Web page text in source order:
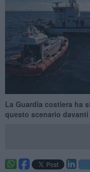
La Guardia costiera ha
questo scenario